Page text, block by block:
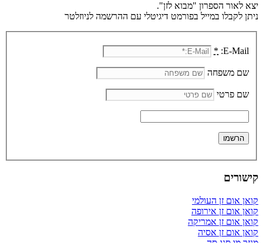
יצא לאור הספרון "מבוא לזן".
ניתן לקבלו במייל בפורמט דיגיטלי עם ההרשמה לניוזלטר
E-Mail:
*
שם משפחה
שם פרטי
קישורים
קואן אום זן העולמי
קואן אום זן אירופה
קואן אום זן אמריקה
קואן אום זן אסיה